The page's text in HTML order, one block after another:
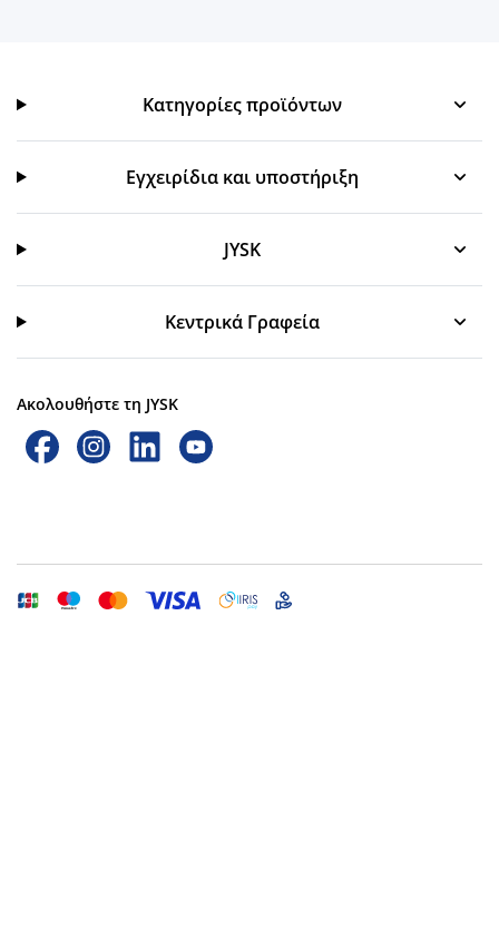
Κατηγορίες προϊόντων
Εγχειρίδια και υποστήριξη
Εγχειρίδια και υποστήριξη
JYSK
JYSK
Κεντρικά Γραφεία
Ακολουθήστε τη JYSK